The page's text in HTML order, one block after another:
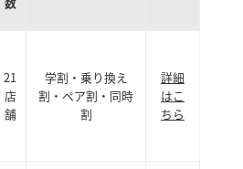
21
店
舗
学割・乗り換え
割・ペア割・同時
割
詳細
はこ
ちら